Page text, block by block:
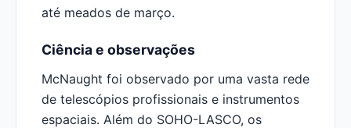
até meados de março.
Ciência e observações
McNaught foi observado por uma vasta rede
de telescópios profissionais e instrumentos
espaciais. Além do SOHO-LASCO, os